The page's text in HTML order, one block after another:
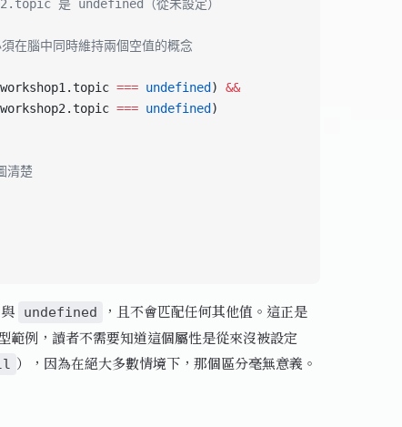
是 undefined（從未設定）
在腦中同時維持兩個空值的概念
workshop1.topic === undefined ) &&
workshop2.topic === undefined )
清楚
與 undefined
，且不會匹配任何其他值。這正是
範例，讀者不需要知道這個屬性是從來沒被設定
），因為在絕大多數情境下，那個區分毫無意義。